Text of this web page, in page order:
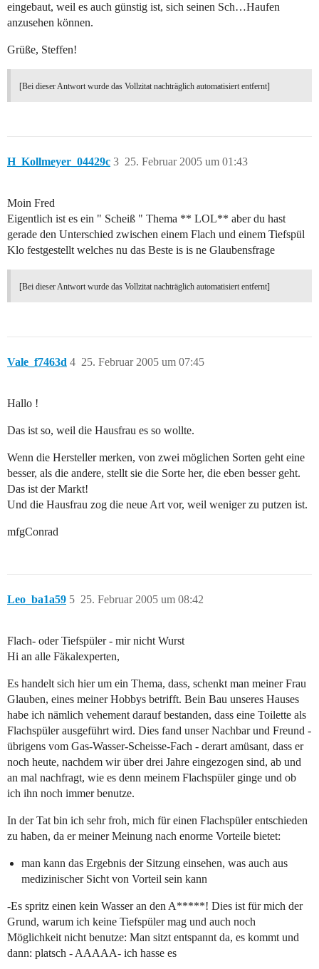
eingebaut, weil es auch günstig ist, sich seinen Sch…Haufen
anzusehen können.
Grüße, Steffen!
[Bei dieser Antwort wurde das Vollzitat nachträglich automatisiert entfernt]
H_Kollmeyer_04429c 25. Februar 2005 um 01:43
3
Moin Fred
Eigentlich ist es ein " Scheiß " Thema ** LOL** aber du hast
gerade den Unterschied zwischen einem Flach und einem Tiefspül
Klo festgestellt welches nu das Beste is is ne Glaubensfrage
[Bei dieser Antwort wurde das Vollzitat nachträglich automatisiert entfernt]
Vale_f7463d 25. Februar 2005 um 07:45
4
Hallo !
Das ist so, weil die Hausfrau es so wollte.
Wenn die Hersteller merken, von zwei möglichen Sorten geht eine
besser, als die andere, stellt sie die Sorte her, die eben besser geht.
Das ist der Markt!
Und die Hausfrau zog die neue Art vor, weil weniger zu putzen ist.
mfgConrad
Leo_ba1a59 25. Februar 2005 um 08:42
5
Flach- oder Tiefspüler - mir nicht Wurst
Hi an alle Fäkalexperten,
Es handelt sich hier um ein Thema, dass, schenkt man meiner Frau
Glauben, eines meiner Hobbys betrifft. Bein Bau unseres Hauses
habe ich nämlich vehement darauf bestanden, dass eine Toilette als
Flachspüler ausgeführt wird. Dies fand unser Nachbar und Freund -
übrigens vom Gas-Wasser-Scheisse-Fach - derart amüsant, dass er
noch heute, nachdem wir über drei Jahre eingezogen sind, ab und
an mal nachfragt, wie es denn meinem Flachspüler ginge und ob
ich ihn noch immer benutze.
In der Tat bin ich sehr froh, mich für einen Flachspüler entschieden
zu haben, da er meiner Meinung nach enorme Vorteile bietet:
man kann das Ergebnis der Sitzung einsehen, was auch aus
medizinischer Sicht von Vorteil sein kann
-Es spritz einen kein Wasser an den A*****! Dies ist für mich der
Grund, warum ich keine Tiefspüler mag und auch noch
Möglichkeit nicht benutze: Man sitzt entspannt da, es kommt und
dann: platsch - AAAAA- ich hasse es